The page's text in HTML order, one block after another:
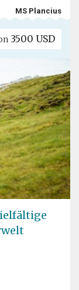
MS Plancius
3500 USD